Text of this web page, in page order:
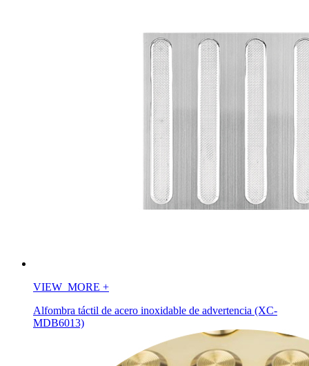
VIEW_MORE +
Alfombra táctil de acero inoxidable de advertencia (XC-
MDB6013)